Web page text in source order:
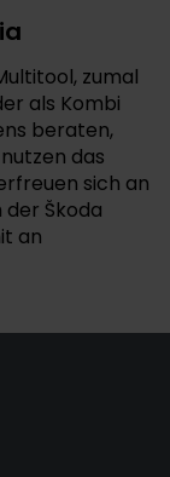
zumal
als Kombi
beraten,
das
sich an
Škoda
an